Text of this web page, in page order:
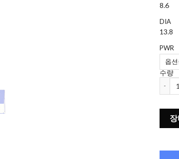
8.6
DIA
13.8
PWR
수량
알콘
장